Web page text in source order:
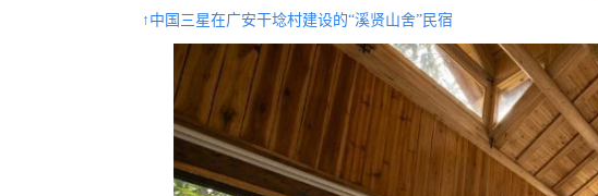
↑中国三星在广安干埝村建设的“溪贤山舍”民宿